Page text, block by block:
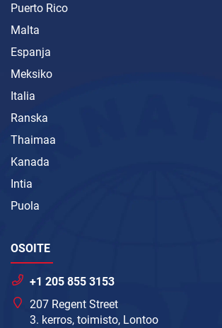
Puerto Rico
Malta
Espanja
Meksiko
Italia
Ranska
Thaimaa
Kanada
Intia
Puola
OSOITE
+1 205 855 3153
207 Regent Street
3. kerros, toimisto, Lontoo